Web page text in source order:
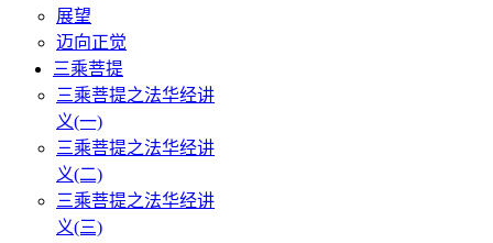
展望
迈向正觉
三乘菩提
三乘菩提之法华经讲
义(一)
三乘菩提之法华经讲
义(二)
三乘菩提之法华经讲
义(三)